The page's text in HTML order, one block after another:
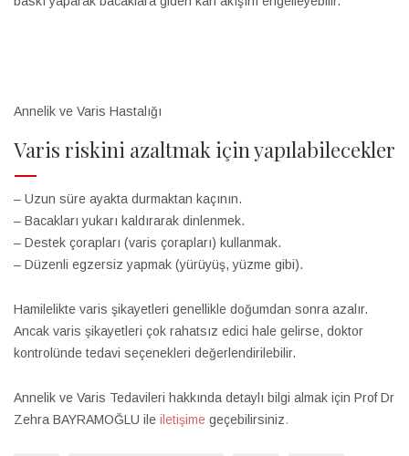
Annelik ve Varis Hastalığı
Varis riskini azaltmak için yapılabilecekler
– Uzun süre ayakta durmaktan kaçının.
– Bacakları yukarı kaldırarak dinlenmek.
– Destek çorapları (varis çorapları) kullanmak.
– Düzenli egzersiz yapmak (yürüyüş, yüzme gibi).
Hamilelikte varis şikayetleri genellikle doğumdan sonra azalır.
Ancak varis şikayetleri çok rahatsız edici hale gelirse, doktor
kontrolünde tedavi seçenekleri değerlendirilebilir.
Annelik ve Varis Tedavileri hakkında detaylı bilgi almak için Prof Dr
Zehra BAYRAMOĞLU ile iletişime geçebilirsiniz.